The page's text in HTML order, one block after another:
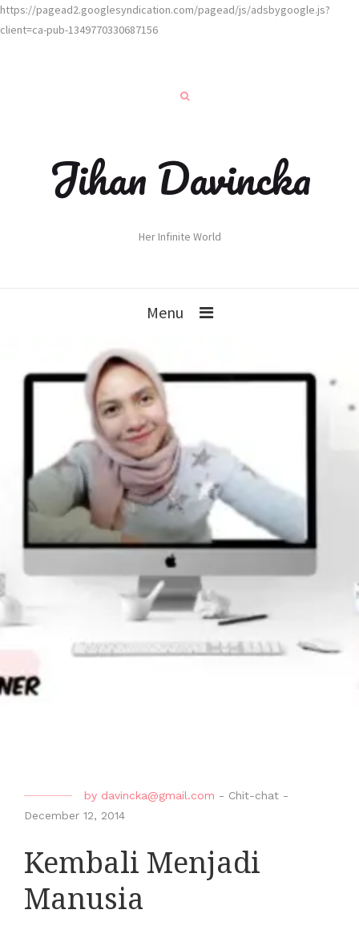
https://pagead2.googlesyndication.com/pagead/js/adsbygoogle.js?
client=ca-pub-1349770330687156
Jihan Davincka
Her Infinite World
Menu
by davincka@gmail.com - Chit-chat -
December 12, 2014
Kembali Menjadi
Manusia